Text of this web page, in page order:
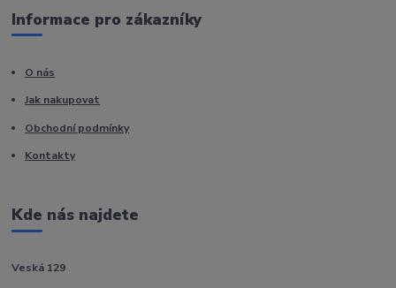
Informace pro zákazníky
O nás
Jak nakupovat
Obchodní podmínky
Kontakty
Kde nás najdete
Veská 129